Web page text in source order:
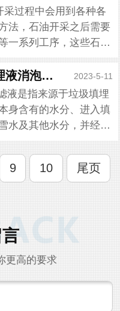
沫的液膜而起散性大、
和用量少等。今天小...
采过程中会用到各种各
法，石油开采之后需要
一系列工序，这些石油
的问题，开采中泡沫问
也是很重要的问题，在
气溢出时，使泥浆产生
垃圾处理液消泡剂用法 2023-5-11
液是指来源于垃圾填埋
身含有的水分、进入填
水及其他水分，并经历
水。而渗滤液在处理过
大量的泡沫，废水中含
9 10 尾页
更高的要求